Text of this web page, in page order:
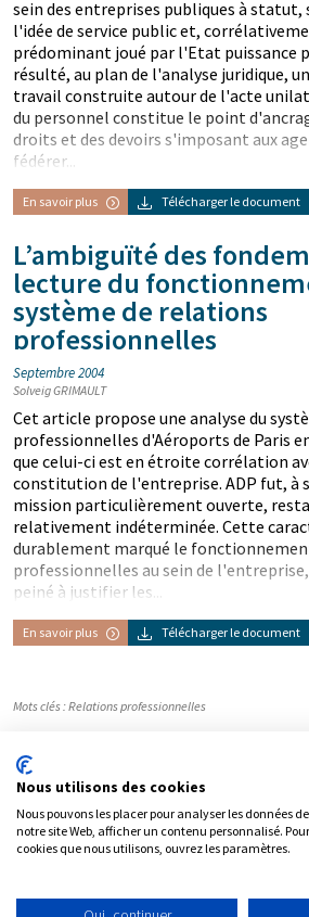
sein des entreprises publiques à
l'idée de service public et,
prédominant joué par l'Etat puissance
résulté, au plan de l'analyse juridique,
travail construite autour de l'acte
du personnel constitue le point
droits et des devoirs s'imposant aux
fédérer...
En savoir plus Télécharger le document
L’ambiguïté des
lecture du
système de relations
professionnelles
Septembre 2004
Solveig GRIMAULT
Cet article propose une analyse du
professionnelles d'Aéroports de Paris
que celui-ci est en étroite corrélation
constitution de l'entreprise. ADP fut, à
mission particulièrement ouverte,
relativement indéterminée. Cette
durablement marqué le
professionnelles au sein de
peiné à justifier les...
En savoir plus Télécharger le document
Mots clés :Relations professionnelles
Partager
Nous utilisons des cookies
Nous pouvons les placer pour analyser les données
notre site Web, afficher un contenu personnalisé.
cookies que nous utilisons, ouvrez les paramètres.